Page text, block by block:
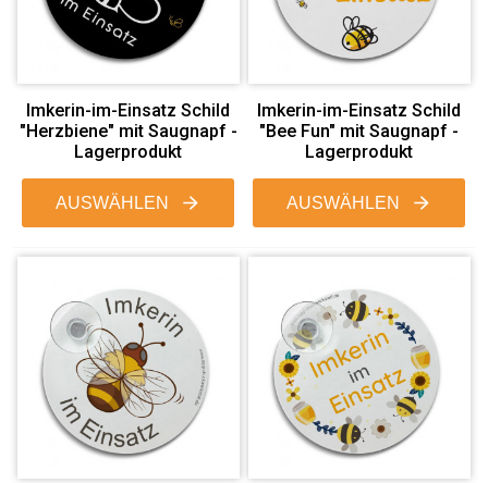
Imkerin-im-Einsatz Schild
"Herzbiene" mit Saugnapf -
Lagerprodukt
AUSWÄHLEN
Imkerin-im-Einsatz Schild
"Bee Fun" mit Saugnapf -
Lagerprodukt
AUSWÄHLEN